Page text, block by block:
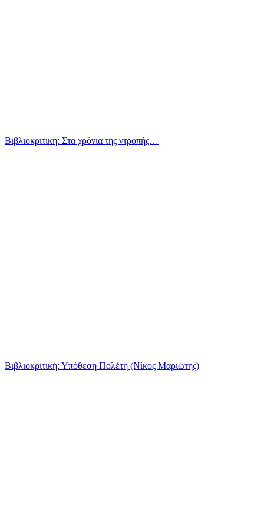
Βιβλιοκριτική: Στα χρόνια της ντροπής…
Βιβλιοκριτική: Υπόθεση Πολέτη (Νίκος Μαριώτης)